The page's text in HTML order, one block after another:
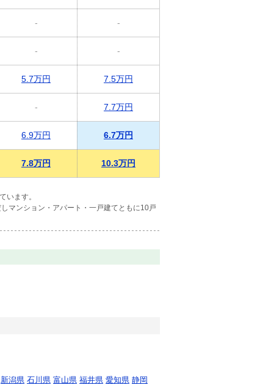
- -
- -
5.7万円 7.5万円
- 7.7万円
6.9万円 6.7万円
7.8万円 10.3万円
います。
マンション・アパート・一戸建てともに10戸
新潟県 石川県 富山県 福井県 愛知県 静岡